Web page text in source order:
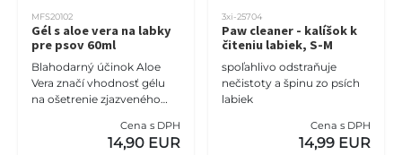
MFS20102
Gél s aloe vera na labky
pre psov 60ml
Blahodarný účinok Aloe
Vera značí vhodnosť gélu
na ošetrenie zjazveného
poskytnutá ochrana,
regenerácia a hydratácia
Cena s DPH
14,90 EUR
3xi-25704
Paw cleaner - kalíšok k
čiteniu labiek, S-M
spoľahlivo odstraňuje
nečistoty a špinu zo psích
labiek
Cena s DPH
14,99 EUR